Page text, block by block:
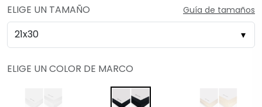
ELIGE UN TAMAÑO Guía de tamaños
ELIGE UN COLOR DE MARCO